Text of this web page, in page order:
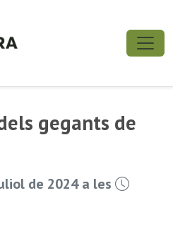
gegants de
de 2024 a les